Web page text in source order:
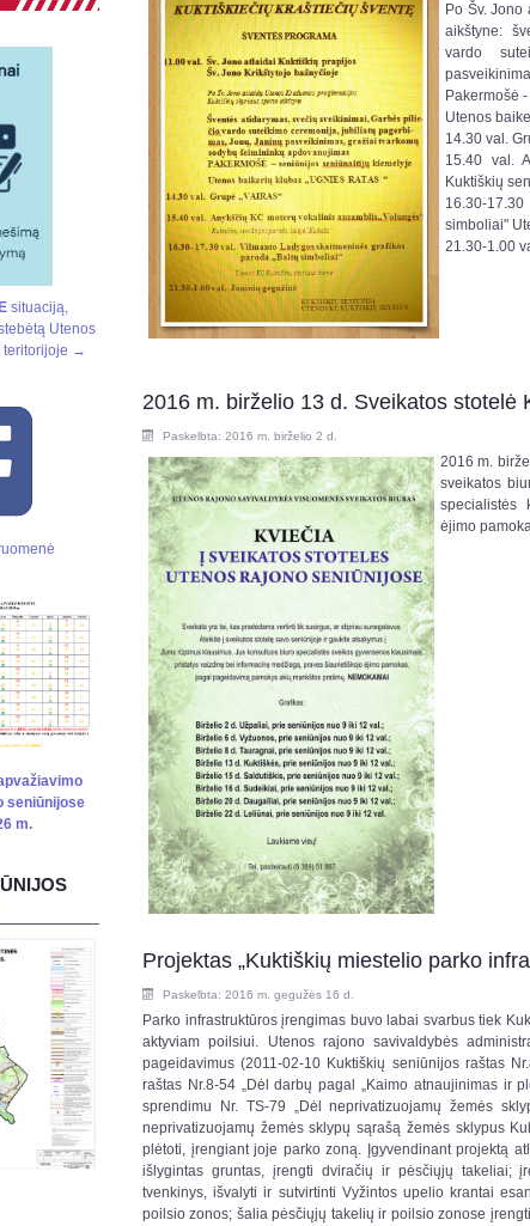
situaciją,
Utenos
teritorijoje →
seniūnijose
m.
Po Šv.
aikštyne:
vardo
Pakermošė
Utenos
14.30 val.
15.40 val.
Kuktiškių
16.30-
simboliai"
21.30-1.00
2016 m. birželio 13 d. Sveikatos stotelė
Paskelbta: 2016 m. birželio 2 d.
2016 m.
sveikatos
specialistės
ėjimo
Projektas „Kuktiškių miestelio parko
Paskelbta: 2016 m. gegužės 16 d.
Parko infrastruktūros įrengimas buvo labai svarbus tiek
aktyviam poilsiui. Utenos rajono savivaldybės
pageidavimus (2011-02-10 Kuktiškių seniūnijos raštas
raštas Nr.8-54 „Dėl darbų pagal „Kaimo atnaujinimas ir
sprendimu Nr. TS-79 „Dėl neprivatizuojamų žemės
neprivatizuojamų žemės sklypų sąrašą žemės sklypus
plėtoti, įrengiant joje parko zoną. Įgyvendinant projektą
išlygintas gruntas, įrengti dviračių ir pėsčiųjų takeliai;
tvenkinys, išvalyti ir sutvirtinti Vyžintos upelio krantai
poilsio zonos; šalia pėsčiųjų takelių ir poilsio zonose